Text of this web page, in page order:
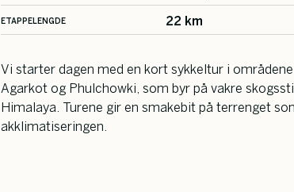
ETAPPELENGDE 22 km
Vi starter dagen med en kort sykkeltur i
Agarkot og Phulchowki, som byr på vakre
Himalaya. Turene gir en smakebit på terrenget
akklimatiseringen.